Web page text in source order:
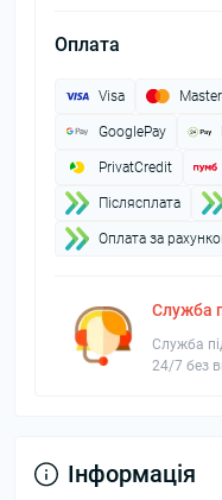
Оплата
Visa
GooglePay
PrivatCredit
Пiслясплата
Оплата за
Служба
Служба
24/7 без
Інформація